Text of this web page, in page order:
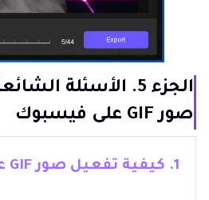
الجزء 5. الأسئلة
صور GIF على فيسبوك
1. كيفية تفعيل صور GIF على فيسبوك؟